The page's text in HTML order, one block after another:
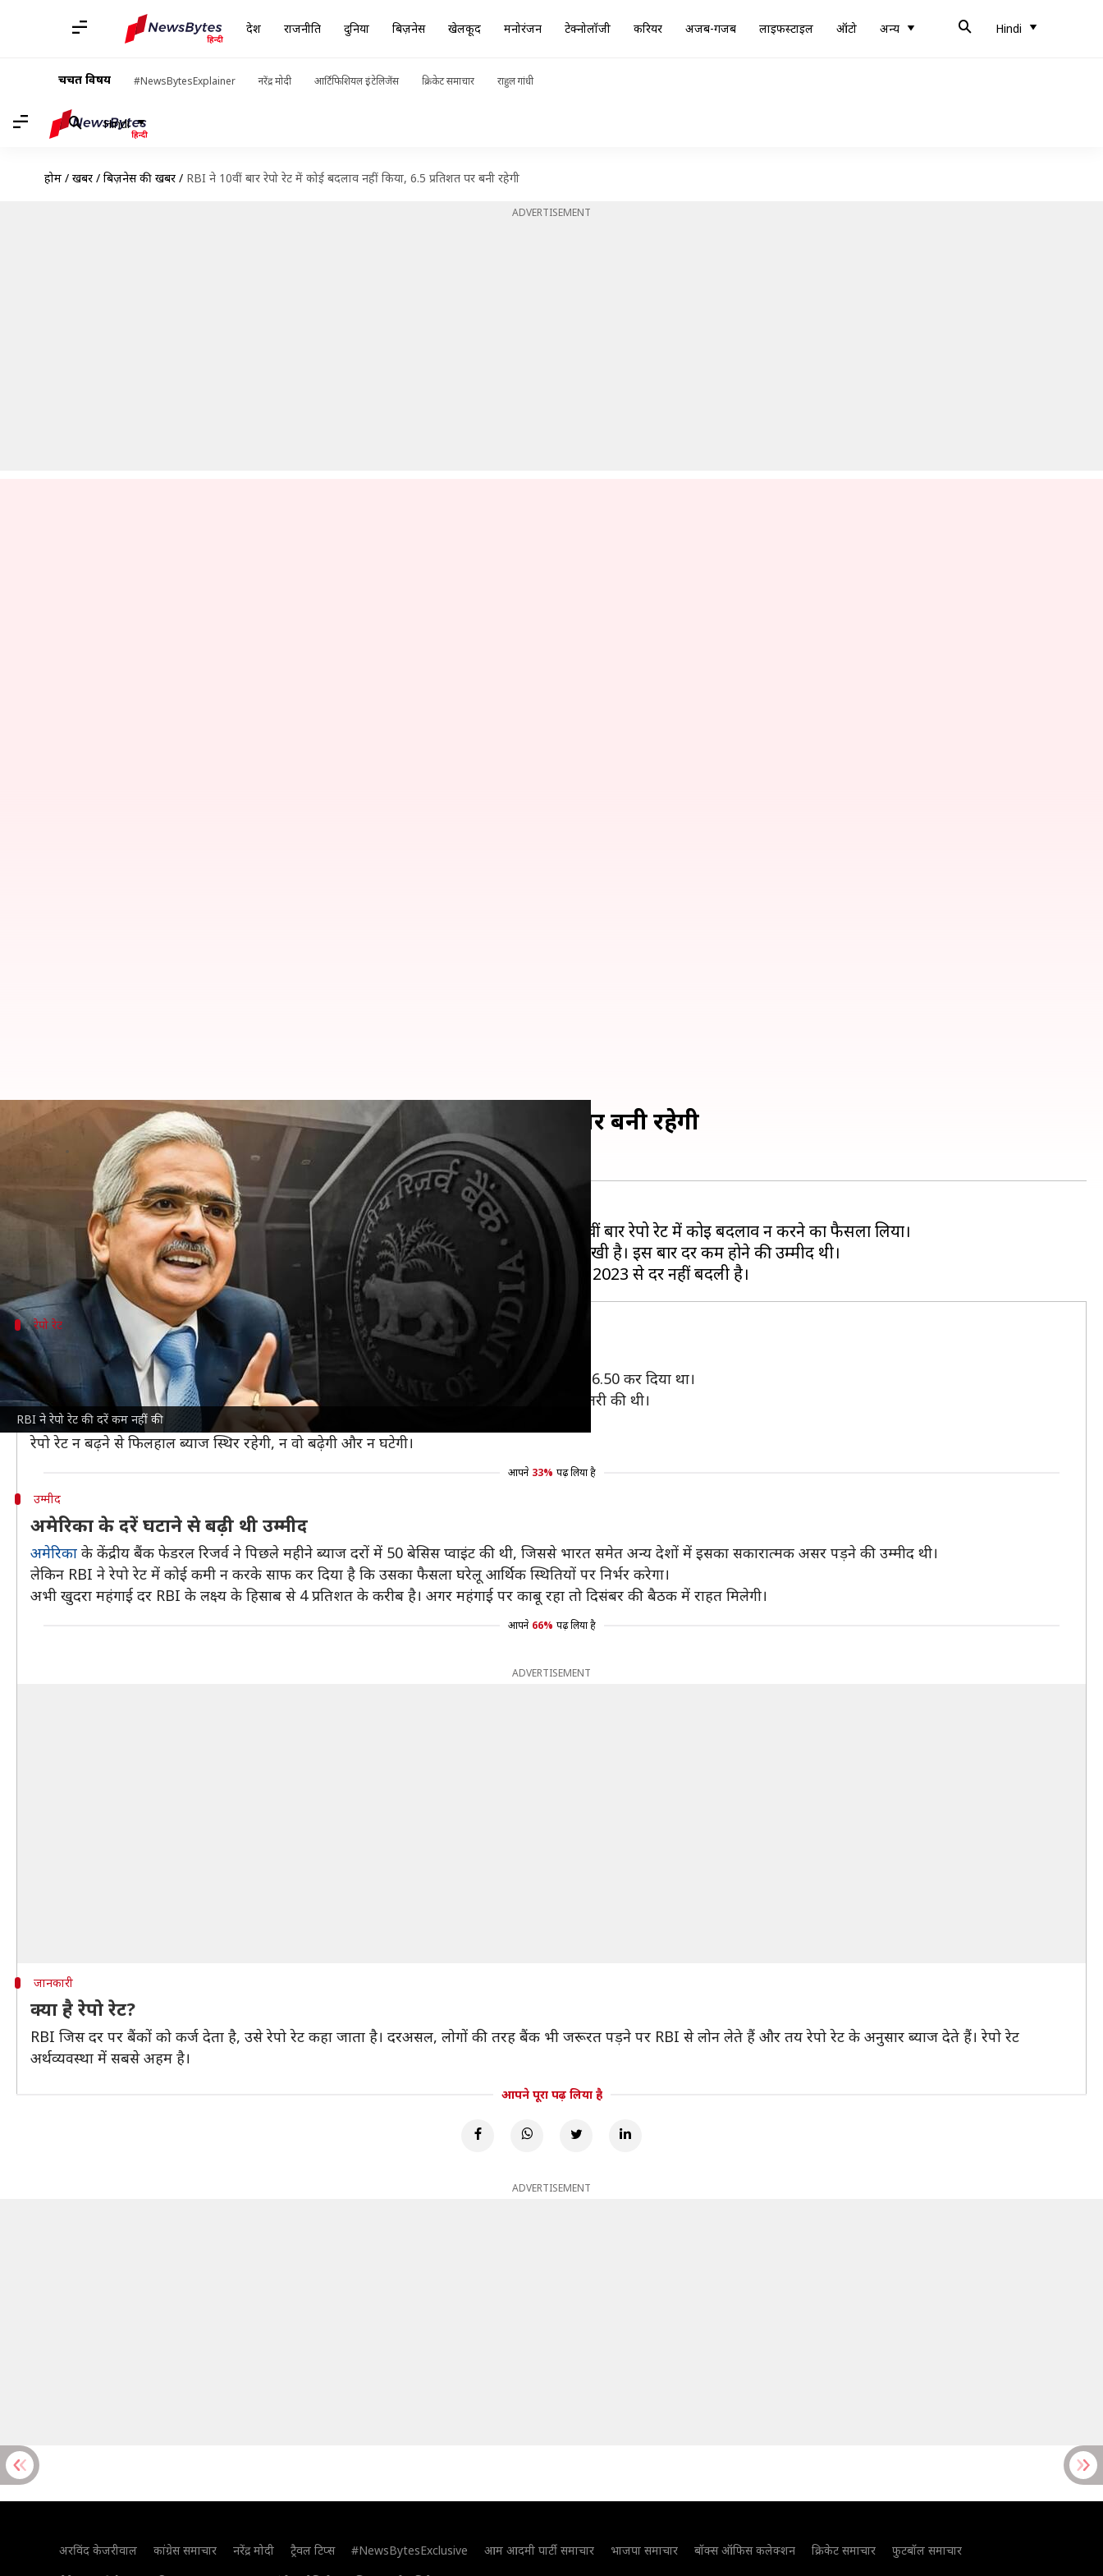
देश राजनीति दुनिया बिज़नेस खेलकूद मनोरंजन टेक्नोलॉजी करियर अजब-गजब लाइफस्टाइल ऑटो अन्य Hindi
चर्चित विषय #NewsBytesExplainer नरेंद्र मोदी आर्टिफिशियल इंटेलिजेंस क्रिकेट समाचार राहुल गांधी
Hindi
होम / खबरें / बिज़नेस की खबरें / RBI ने 10वीं बार रेपो रेट में कोई बदलाव नहीं किया, 6.5 प्रतिशत पर बनी रहेगी
ADVERTISEMENT
RBI ने रेपो रेट की दरें कम नहीं की
RBI ने 10वीं बार रेपो रेट में कोई बदलाव नहीं किया, 6.5 प्रतिशत पर बनी रहेगी
Oct 09, 2024 10:25 am
भारतीय रिजर्व बैंक (RBI)ने त्योहारों के बीच मौद्रिक नीति समीति (MPC) की बैठक में लगातार 10वीं बार रेपो रेट में कोई बदलाव न करने का फैसला लिया।
RBI गर्वनर
शक्तिकांत दासकी अध्यक्षता वाली 6 सदस्यीय समिति ने दर 6.5 प्रतिशत पर बरकरार रखी है। इस बार दर कम होने की उम्मीद थी।
रेपो रेट
पिछले साल फरवरी में कम हुई थी दरें
RBI ने पिछले साल फरवरी में अंतिम बार रेपो रेट
में बदलाव किया था और 25 बेसिस पॉइंट्स बढ़ाकर इसे 6.50 कर दिया था।
बैंक ने महंगाई पर नियंत्रण के लिए मई, 2022 से फरवरी, 2023 तक रेपो रेट में कुल 2.5 प्रतिशत की बढ़ोतरी की थी।
मई, 2022 से पहले रेपो रेट 4 प्रतिशत थी, जो फरवरी, 2023 में 6.5 प्रतिशत पर पहुंच गई।
रेपो रेट न बढ़ने से फिलहाल ब्याज स्थिर रहेगी, न वो बढ़ेगी और न घटेगी।
आपने 33% पढ़ लिया है
उम्मीद
अमेरिका के दरें घटाने से बढ़ी थी उम्मीद
अमेरिका के केंद्रीय बैंक फेडरल रिजर्व ने पिछले महीने ब्याज दरों में 50 बेसिस प्वाइंट की थी, जिससे भारत समेत अन्य देशों में इसका सकारात्मक असर पड़ने की उम्मीद थी।
लेकिन RBI ने रेपो रेट में कोई कमी न करके साफ कर दिया है कि उसका फैसला घरेलू आर्थिक स्थितियों पर निर्भर करेगा।
अभी खुदरा महंगाई दर RBI के लक्ष्य के हिसाब से 4 प्रतिशत के करीब है। अगर महंगाई पर काबू रहा तो दिसंबर की बैठक में राहत मिलेगी।
आपने 66% पढ़ लिया है
ADVERTISEMENT
जानकारी
क्या है रेपो रेट?
RBI जिस दर पर बैंकों को कर्ज देता है, उसे रेपो रेट कहा जाता है। दरअसल, लोगों की तरह बैंक भी जरूरत पड़ने पर RBI से लोन लेते हैं और तय रेपो रेट के अनुसार ब्याज देते हैं। रेपो रेट
अर्थव्यवस्था में सबसे अहम है।
आपने पूरा पढ़ लिया है
ADVERTISEMENT
अरविंद केजरीवाल कांग्रेस समाचार नरेंद्र मोदी ट्रैवल टिप्स #NewsBytesExclusive आम आदमी पार्टी समाचार भाजपा समाचार बॉक्स ऑफिस कलेक्शन क्रिकेट समाचार
फुटबॉल समाचार